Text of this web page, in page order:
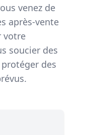
venez de
après-vente
votre
soucier des
des